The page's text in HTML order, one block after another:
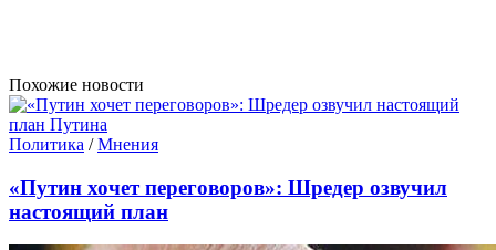
Похожие новости
Политика /Мнения
«Путин хочет переговоров»: Шредер озвучил
настоящий план